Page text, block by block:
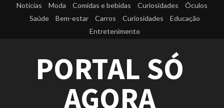
Notícias Moda Comidas e bebidas Curiosidades
Óculos
Saúde
Bem-estar Carros Curiosidades
Educação
Entretenimento
PORTAL SÓ
AGORA